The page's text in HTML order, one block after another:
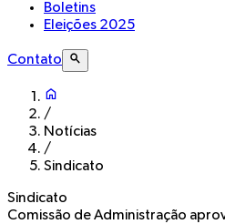
Boletins
Eleições 2025
Contato
/
Notícias
/
Sindicato
Sindicato
Comissão de Administração